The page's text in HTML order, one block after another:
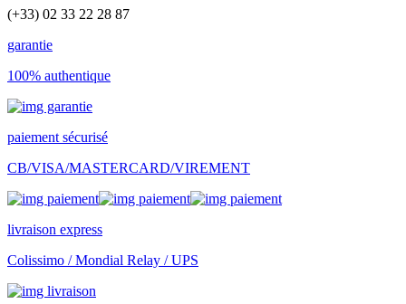
(+33) 02 33 22 28 87
garantie
100% authentique
paiement sécurisé
CB/VISA/MASTERCARD/VIREMENT
livraison express
Colissimo / Mondial Relay / UPS